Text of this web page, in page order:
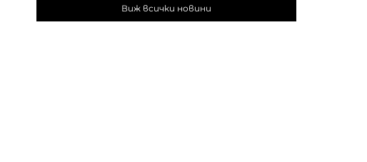
Виж всички новини